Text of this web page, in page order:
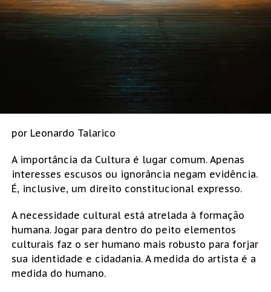
por Leonardo Talarico
A importância da Cultura é lugar comum. Apenas
interesses escusos ou ignorância negam evidência.
É, inclusive, um direito constitucional expresso.
A necessidade cultural está atrelada à formação
humana. Jogar para dentro do peito elementos
culturais faz o ser humano mais robusto para forjar
sua identidade e cidadania. A medida do artista é a
medida do humano.